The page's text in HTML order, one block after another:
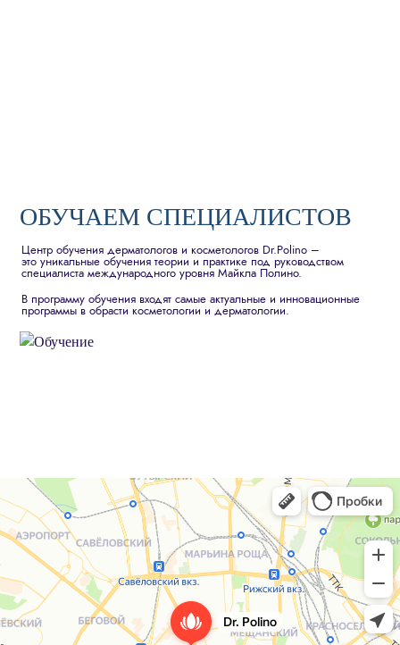
ОБУЧАЕМ СПЕЦИАЛИСТОВ
Центр обучения дерматологов и косметологов Dr.Polino –
это уникальные обучения теории и практике под руководством
специалиста международного уровня Майкла Полино.
В программу обучения входят самые актуальные и инновационные
программы в обрасти косметологии и дерматологии.